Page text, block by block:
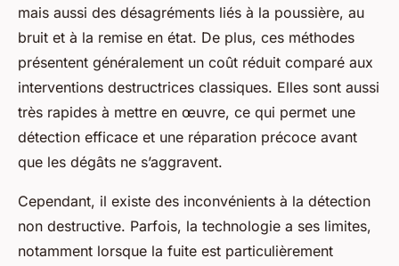
mais aussi des désagréments liés à la poussière, au
bruit et à la remise en état. De plus, ces méthodes
présentent généralement un coût réduit comparé aux
interventions destructrices classiques. Elles sont aussi
très rapides à mettre en œuvre, ce qui permet une
détection efficace et une réparation précoce avant
que les dégâts ne s’aggravent.
Cependant, il existe des inconvénients à la détection
non destructive. Parfois, la technologie a ses limites,
notamment lorsque la fuite est particulièrement